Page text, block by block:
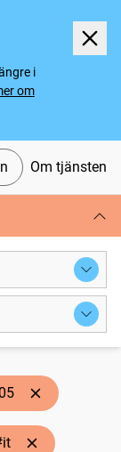
i
om
Om tjänsten